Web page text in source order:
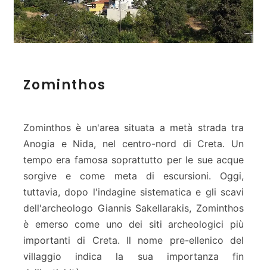
n
h
o
s
Zominthos
Zominthos è un'area situata a metà strada tra
Anogia e Nida, nel centro-nord di Creta. Un
tempo era famosa soprattutto per le sue acque
sorgive e come meta di escursioni. Oggi,
tuttavia, dopo l'indagine sistematica e gli scavi
dell'archeologo Giannis Sakellarakis, Zominthos
è emerso come uno dei siti archeologici più
importanti di Creta. Il nome pre-ellenico del
villaggio indica la sua importanza fin